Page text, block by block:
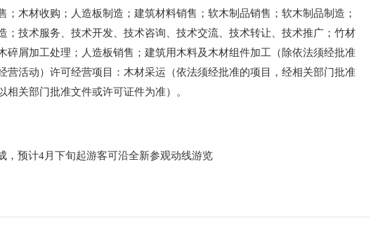
；木材收购；人造板制造；建筑材料销售；软木制品销售；软木制品制造；
；技术服务、技术开发、技术咨询、技术交流、技术转让、技术推广；竹材
碎屑加工处理；人造板销售；建筑用木料及木材组件加工（除依法须经批准
营活动）许可经营项目：木材采运（依法须经批准的项目，经相关部门批准
关部门批准文件或许可证件为准）。
，预计4月下旬起游客可沿全新参观动线游览